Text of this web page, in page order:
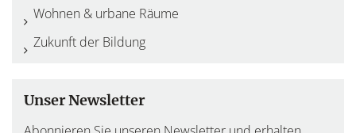
Wohnen & urbane Räume
Zukunft der Bildung
Unser Newsletter